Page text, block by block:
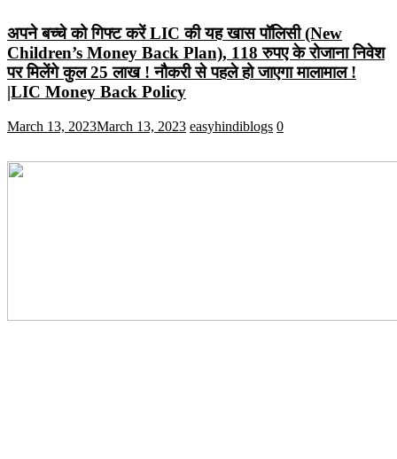
अपने बच्चे को गिफ्ट करें LIC की यह खास पॉलिसी (New
Children’s Money Back Plan), 118 रुपए के रोजाना निवेश
पर मिलेंगे कुल 25 लाख ! नौकरी से पहले हो जाएगा मालामाल !
|LIC Money Back Policy
March 13, 2023March 13, 2023 easyhindiblogs 0